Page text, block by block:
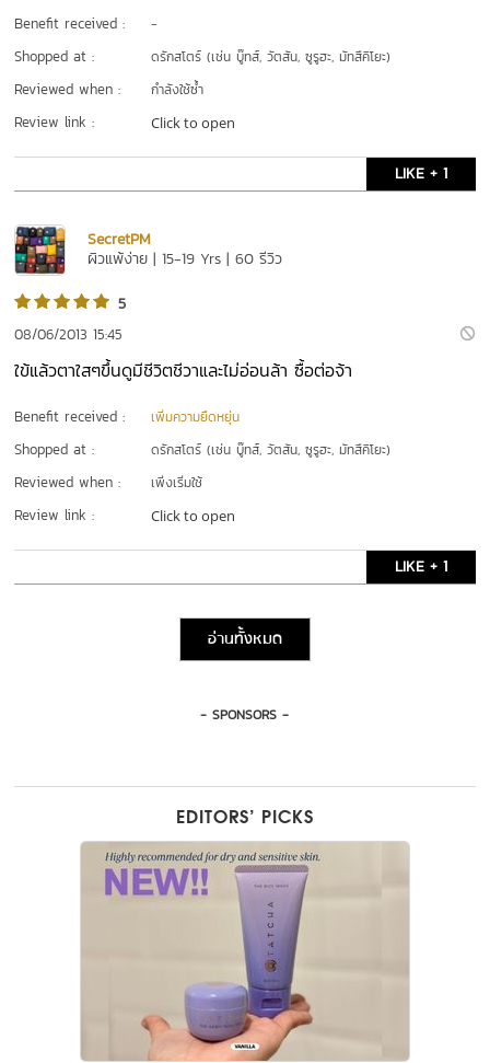
Benefit received : -
Shopped at : ดรักสโตร์ (เช่น บู๊ทส์, วัตสัน, ซูรูฮะ, มัทสึคิโยะ)
Reviewed when : กำลังใช้ซ้ำ
Review link : Click to open
LIKE + 1
SecretPM
ผิวแพ้ง่าย | 15-19 Yrs | 60 รีวิว
5
08/06/2013 15:45
ใข้แล้วตาใสๆขึ้นดูมีชีวิตชีวาและไม่อ่อนล้า ซื้อต่อจ้า
Benefit received : เพิ่มความยืดหยุ่น
Shopped at : ดรักสโตร์ (เช่น บู๊ทส์, วัตสัน, ซูรูฮะ, มัทสึคิโยะ)
Reviewed when : เพิ่งเริ่มใช้
Review link : Click to open
LIKE + 1
อ่านทั้งหมด
- SPONSORS -
EDITORS’ PICKS